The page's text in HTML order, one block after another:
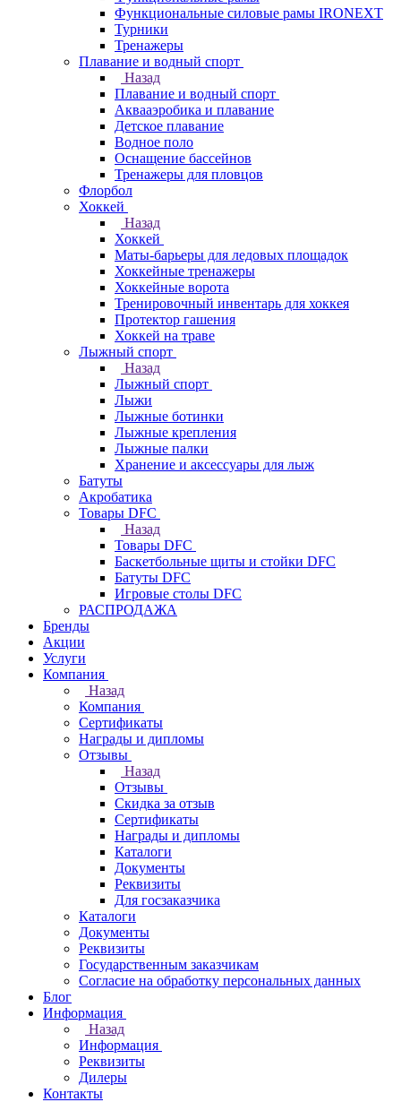
Функциональные силовые рамы IRONEXT
Турники
Тренажеры
Плавание и водный спорт
Назад
Плавание и водный спорт
Аквааэробика и плавание
Детское плавание
Водное поло
Оснащение бассейнов
Тренажеры для пловцов
Флорбол
Хоккей
Назад
Хоккей
Маты-барьеры для ледовых площадок
Хоккейные тренажеры
Хоккейные ворота
Тренировочный инвентарь для хоккея
Протектор гашения
Хоккей на траве
Лыжный спорт
Назад
Лыжный спорт
Лыжи
Лыжные ботинки
Лыжные крепления
Лыжные палки
Хранение и аксессуары для лыж
Батуты
Акробатика
Товары DFC
Назад
Товары DFC
Баскетбольные щиты и стойки DFC
Батуты DFC
Игровые столы DFC
РАСПРОДАЖА
Бренды
Акции
Услуги
Компания
Назад
Компания
Сертификаты
Награды и дипломы
Отзывы
Назад
Отзывы
Скидка за отзыв
Сертификаты
Награды и дипломы
Каталоги
Документы
Реквизиты
Для госзаказчика
Каталоги
Документы
Реквизиты
Государственным заказчикам
Согласие на обработку персональных данных
Блог
Информация
Назад
Информация
Реквизиты
Дилеры
Контакты